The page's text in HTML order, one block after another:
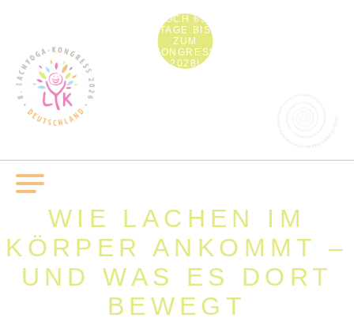
NOCH 692
TAGE BIS
ZUM
KONGRESS
2028!
WIE LACHEN IM
KÖRPER ANKOMMT –
UND WAS ES DORT
BEWEGT